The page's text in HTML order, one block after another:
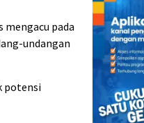
mengacu pada
undangan
potensi